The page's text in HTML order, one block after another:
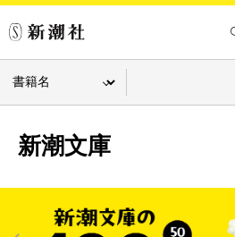
新潮文庫